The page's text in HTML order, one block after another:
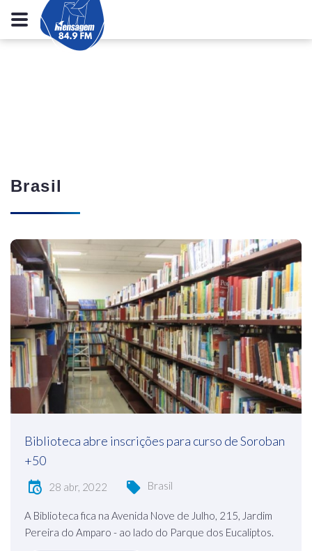
Brasil
Biblioteca abre inscrições para curso de Soroban
+50
28 abr, 2022 Brasil
A Biblioteca fica na Avenida Nove de Julho, 215, Jardim
Pereira do Amparo - ao lado do Parque dos Eucaliptos.